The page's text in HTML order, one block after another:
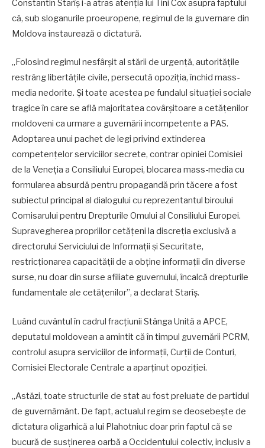
Constantin Starîș i-a atras atenția lui Tini Cox asupra faptului
că, sub sloganurile proeuropene, regimul de la guvernare din
Moldova instaurează o dictatură.
„Folosind regimul nesfârșit al stării de urgență, autoritățile
restrâng libertățile civile, persecută opoziția, închid mass-
media nedorite. Și toate acestea pe fundalul situației sociale
tragice în care se află majoritatea covârșitoare a cetățenilor
moldoveni ca urmare a guvernării incompetente a PAS.
Adoptarea unui pachet de legi privind extinderea
competențelor serviciilor secrete, contrar opiniei Comisiei
de la Veneția a Consiliului Europei, blocarea mass-media cu
formularea absurdă pentru propagandă prin tăcere a fost
subiectul principal al dialogului cu reprezentantul biroului
Comisarului pentru Drepturile Omului al Consiliului Europei.
Supravegherea propriilor cetățeni la discreția exclusivă a
directorului Serviciului de Informații și Securitate,
restricționarea capacității de a obține informații din diverse
surse, nu doar din surse afiliate guvernului, încalcă drepturile
fundamentale ale cetățenilor”, a declarat Starîș.
Luând cuvântul în cadrul fracțiunii Stânga Unită a APCE,
deputatul moldovean a amintit că în timpul guvernării PCRM,
controlul asupra serviciilor de informații, Curții de Conturi,
Comisiei Electorale Centrale a aparținut opoziției.
„Astăzi, toate structurile de stat au fost preluate de partidul
de guvernământ. De fapt, actualul regim se deosebește de
dictatura oligarhică a lui Plahotniuc doar prin faptul că se
bucură de susținerea oarbă a Occidentului colectiv, inclusiv a